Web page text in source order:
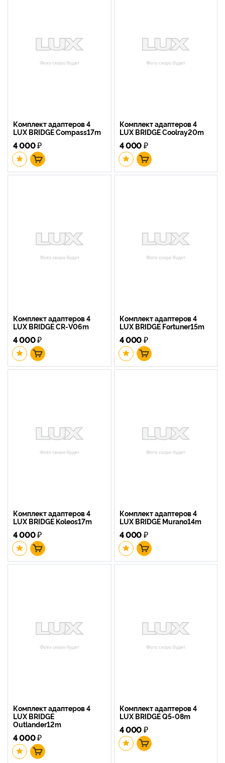
Комплект адаптеров 4
LUX BRIDGE Compass17m
4 000₽
Комплект адаптеров 4
LUX BRIDGE Coolray20m
4 000₽
Комплект адаптеров 4
LUX BRIDGE CR-V06m
4 000₽
Комплект адаптеров 4
LUX BRIDGE Fortuner15m
4 000₽
Комплект адаптеров 4
LUX BRIDGE Koleos17m
4 000₽
Комплект адаптеров 4
LUX BRIDGE Murano14m
4 000₽
Комплект адаптеров 4
LUX BRIDGE
Outlander12m
4 000₽
Комплект адаптеров 4
LUX BRIDGE Q5-08m
4 000₽